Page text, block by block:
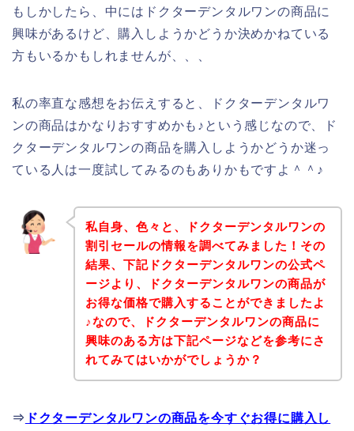
もしかしたら、中にはドクターデンタルワンの商品に
興味があるけど、購入しようかどうか決めかねている
方もいるかもしれませんが、、、
私の率直な感想をお伝えすると、ドクターデンタルワ
ンの商品はかなりおすすめかも♪という感じなので、ド
クターデンタルワンの商品を購入しようかどうか迷っ
ている人は一度試してみるのもありかもですよ＾＾♪
私自身、色々と、ドクターデンタルワンの
割引セールの情報を調べてみました！その
結果、下記ドクターデンタルワンの公式ペ
ージより、ドクターデンタルワンの商品が
お得な価格で購入することができましたよ
♪なので、ドクターデンタルワンの商品に
興味のある方は下記ページなどを参考にさ
れてみてはいかがでしょうか？
⇒ ドクターデンタルワンの商品を今すぐお得に購入し